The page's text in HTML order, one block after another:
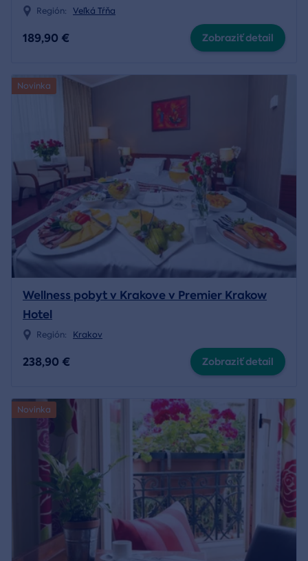
Región: Veľká Tŕňa
189,90 € Zobraziť detail
Novinka
Wellness pobyt v Krakove v Premier Krakow
Hotel
Región: Krakov
238,90 € Zobraziť detail
Novinka